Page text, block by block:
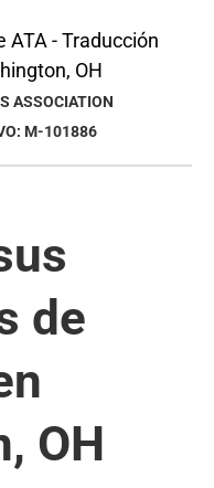
ASSOCIATION
M-101886
de
OH